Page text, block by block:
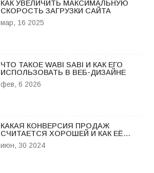
КАК УВЕЛИЧИТЬ МАКСИМАЛЬНУЮ
СКОРОСТЬ ЗАГРУЗКИ САЙТА
мар, 16 2025
ЧТО ТАКОЕ WABI SABI И КАК ЕГО
ИСПОЛЬЗОВАТЬ В ВЕБ-ДИЗАЙНЕ
фев, 6 2026
КАКАЯ КОНВЕРСИЯ ПРОДАЖ
СЧИТАЕТСЯ ХОРОШЕЙ И КАК ЕЁ
ПОВЫСИТЬ
июн, 30 2024